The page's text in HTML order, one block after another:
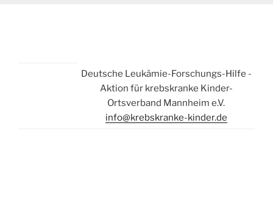
Deutsche Leukämie-Forschungs-Hilfe -
Aktion für krebskranke Kinder-
Ortsverband Mannheim e.V.
info@krebskranke-kinder.de